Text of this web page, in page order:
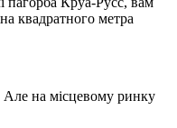
квадратного метра
Але на місцевому ринку